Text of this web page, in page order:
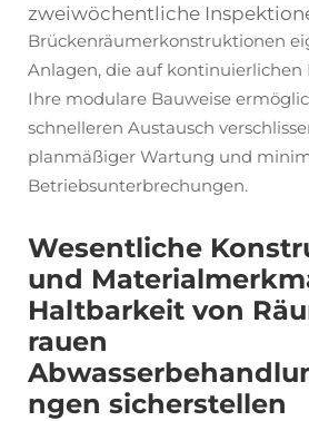
zweiwöchentliche
Brückenräumerkonstruktionen
Anlagen, die auf kontinuierlichen
Ihre modulare Bauweise
schnelleren Austausch
planmäßiger Wartung und
Betriebsunterbrechungen.
Wesentliche
und
Haltbarkeit von
rauen
ngen sicherstellen